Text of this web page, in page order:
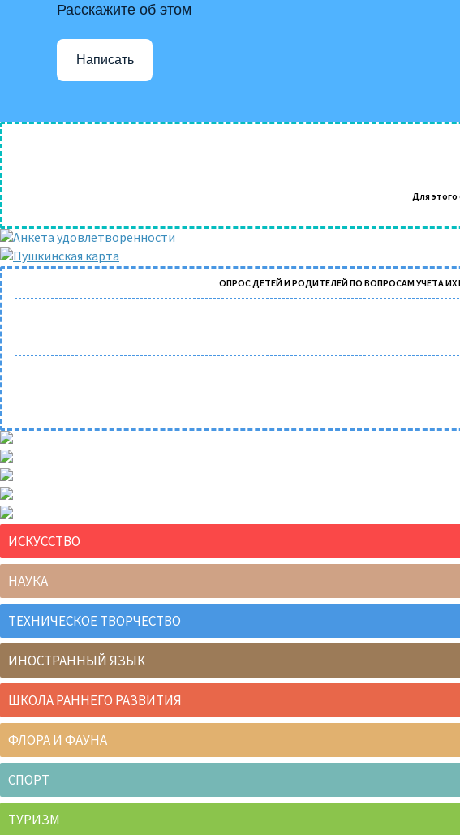
Расскажите об этом
Написать
Для
ОПРОС ДЕТЕЙ И РОДИТЕЛЕЙ ПО ВОПРОСАМ УЧЕТА
ИСКУССТВО
НАУКА
ТЕХНИЧЕСКОЕ ТВОРЧЕСТВО
ИНОСТРАННЫЙ ЯЗЫК
ШКОЛА РАННЕГО РАЗВИТИЯ
ФЛОРА И ФАУНА
СПОРТ
ТУРИЗМ